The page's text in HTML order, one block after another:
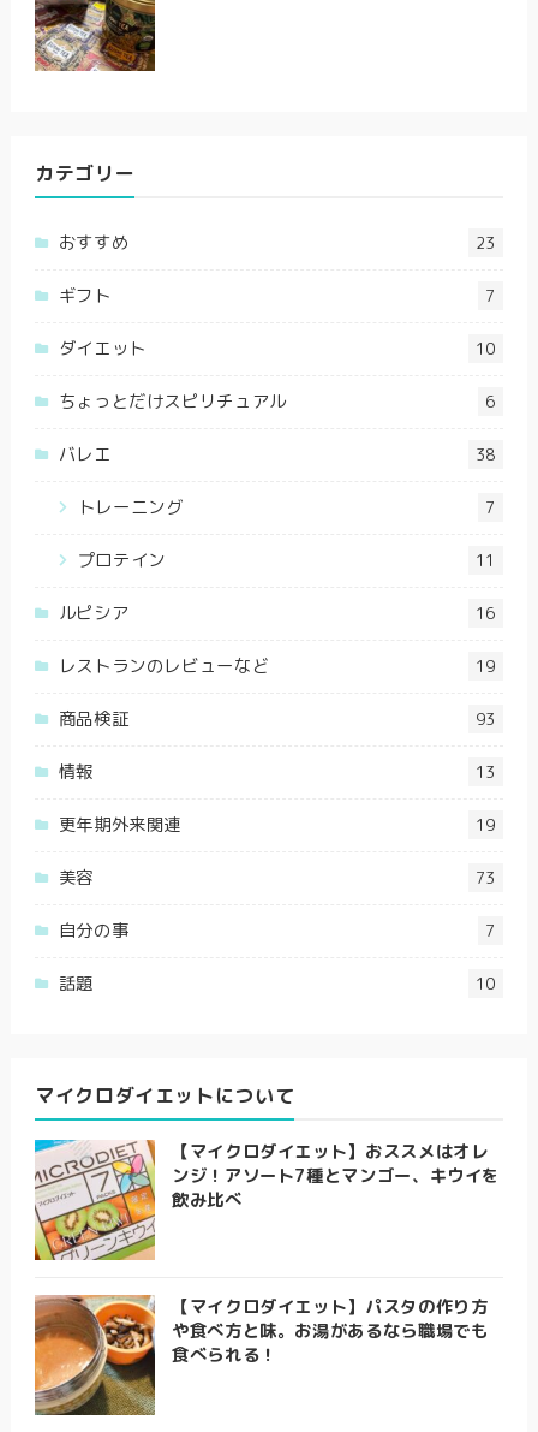
カテゴリー
おすすめ 23
ギフト 7
ダイエット 10
ちょっとだけスピリチュアル 6
バレエ 38
トレーニング 7
プロテイン 11
ルピシア 16
レストランのレビューなど 19
商品検証 93
情報 13
更年期外来関連 19
美容 73
自分の事 7
話題 10
マイクロダイエットについて
【マイクロダイエット】おススメはオレ
ンジ！アソート7種とマンゴー、キウイを
飲み比べ
【マイクロダイエット】パスタの作り方
や食べ方と味。お湯があるなら職場でも
食べられる！